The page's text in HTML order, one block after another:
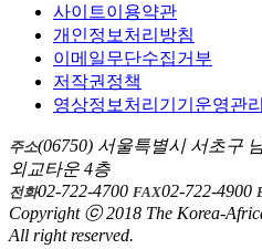
사이트이용약관
개인정보처리방침
이메일무단수집거부
저작권정책
영상정보처리기기운영관
주소(06750) 서울특별시 서초구
외교타운 4층
전화02-722-4700 FAX02-722-4900
Copyright ⓒ 2018 The Korea-
All right reserved.